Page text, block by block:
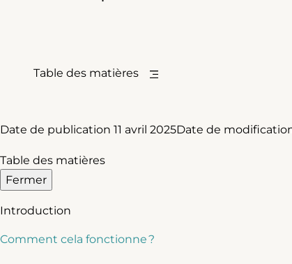
Table des matières
Date de publication 11 avril 2025Date de
Table des matières
Fermer
Introduction
Comment cela fonctionne ?